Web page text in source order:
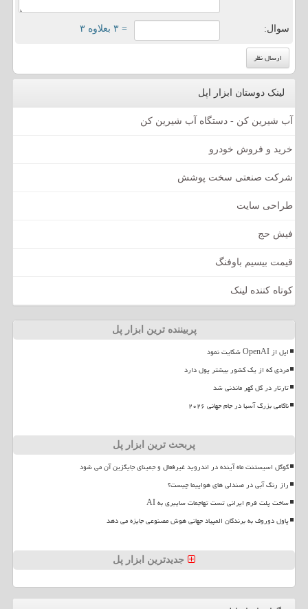
سوال: = ۳ بعلاوه ۳
لینک دوستان ابزار اپل
آب شیرین کن - دستگاه آب شیرین کن
خرید و فروش خودرو
شرکت صنعتی سخت پوشش
طراحی سایت
فیش حج
قیمت بیسیم باوفنگ
کوتاه کننده لینک
پربیننده ترین ابزار پل
اپل از OpenAI شکایت نمود
مردی که از یک کشور بیشتر پول دارد
تارتار در گل گهر ماندنی شد
ناکامی بزرگ آسیا در جام جهانی ۲۰۲۶
پربحث ترین ابزار پل
گوگل اسیستنت ماه آینده در اندروید غیرفعال و جمینای جایگزین آن می شود
راز رنگ آبی در صندلی های هواپیما چیست؟
ساخت پلت فرم ایرانی تست تهاجمات سایبری به AI
پاول دوروف به برندگان المپیاد جهانی هوش مصنوعی جایزه می دهد
جدیدترین ابزار پل